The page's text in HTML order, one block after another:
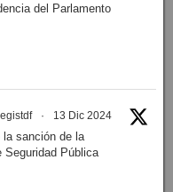
del Parlamento
· 13 Dic 2024
sanción de la
Seguridad Pública